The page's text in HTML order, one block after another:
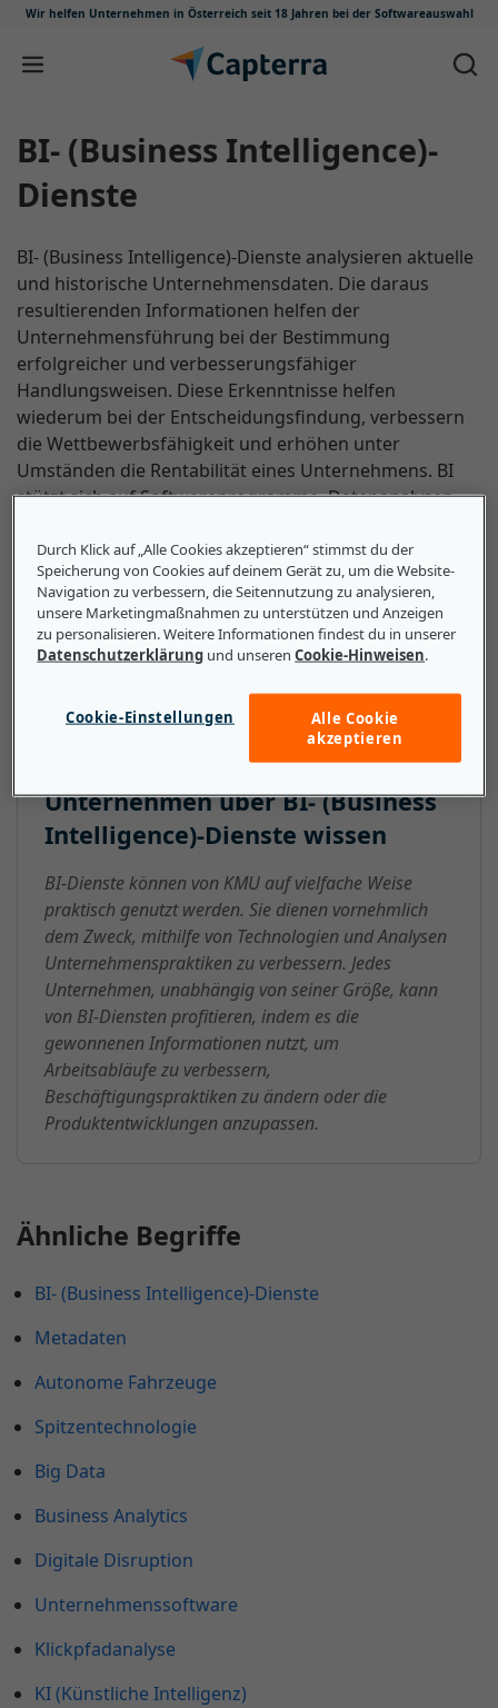
Wir helfen Unternehmen in Österreich seit 18 Jahren bei der Softwareauswahl
Zum Inhalt springen
BI- (Business Intelligence)-
Dienste
BI- (Business Intelligence)-Dienste analysieren aktuelle
und historische Unternehmensdaten. Die daraus
resultierenden Informationen helfen der
Unternehmensführung bei der Bestimmung
erfolgreicher und verbesserungsfähiger
Handlungsweisen. Diese Erkenntnisse helfen
wiederum bei der Entscheidungsfindung, verbessern
die Wettbewerbsfähigkeit und erhöhen unter
Umständen die Rentabilität eines Unternehmens. BI
stützt sich auf Softwareprogramme, Datenanalysen,
Technologieplattformen, um tragfähige Lösungen für
eine bestimmte Branche oder ein bestimmtes
Unternehmen zu finden. Kurz gesagt, BI-Dienste
bieten Strategien, mit denen Unternehmen ihre
Vorgänge, Abläufe und Finanzen verbessern können.
Das sollten kleine und mittlere
Unternehmen über BI- (Business
Intelligence)-Dienste wissen
BI-Dienste können von KMU auf vielfache Weise
praktisch genutzt werden. Sie dienen vornehmlich
dem Zweck, mithilfe von Technologien und Analysen
Unternehmenspraktiken zu verbessern. Jedes
Unternehmen, unabhängig von seiner Größe, kann
von BI-Diensten profitieren, indem es die
gewonnenen Informationen nutzt, um
Arbeitsabläufe zu verbessern,
Beschäftigungspraktiken zu ändern oder die
Produktentwicklungen anzupassen.
Ähnliche Begriffe
BI- (Business Intelligence)-Dienste
Metadaten
Autonome Fahrzeuge
Spitzentechnologie
Big Data
Business Analytics
Digitale Disruption
Unternehmenssoftware
Klickpfadanalyse
KI (Künstliche Intelligenz)
Durch Klick auf „Alle Cookies akzeptieren“ stimmst du der
Speicherung von Cookies auf deinem Gerät zu, um die Website-
Navigation zu verbessern, die Seitennutzung zu analysieren,
unsere Marketingmaßnahmen zu unterstützen und Anzeigen
zu personalisieren. Weitere Informationen findest du in unserer
Datenschutzerklärung und unserenCookie-Hinweisen.
Cookie-Einstellungen
Alle Cookie
akzeptieren